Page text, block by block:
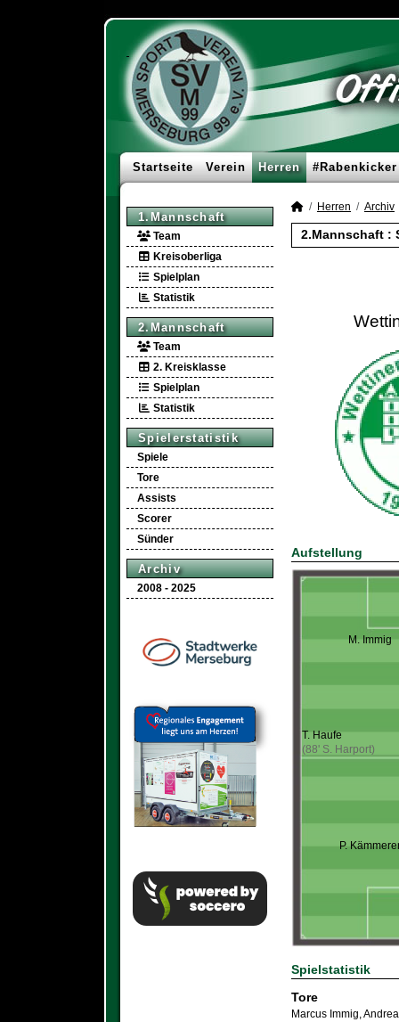
Startseite Verein Herren #Rabenkicker
1.Mannschaft
Team
Kreisoberliga
Spielplan
Statistik
2.Mannschaft
Team
2. Kreisklasse
Spielplan
Statistik
Spielerstatistik
Spiele
Tore
Assists
Scorer
Sünder
Archiv
2008 - 2025
Herren Archiv
2.Mannschaft :
Aufstellung
M. Immig
T. Haufe
(88' S. Harport)
P.
Spielstatistik
Tore
Marcus Immig,